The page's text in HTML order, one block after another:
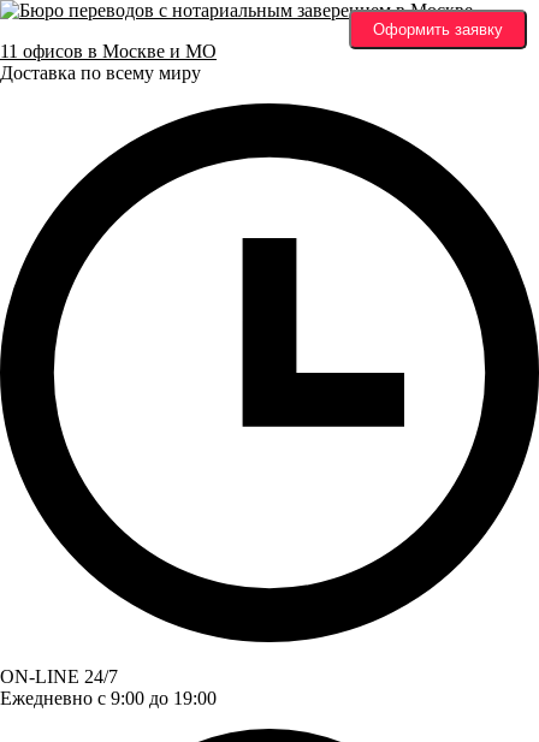
11 офисов в Москве и МО
Доставка по всему миру
ON-LINE 24/7
Ежедневно с 9:00 до 19:00
Оформить заявку